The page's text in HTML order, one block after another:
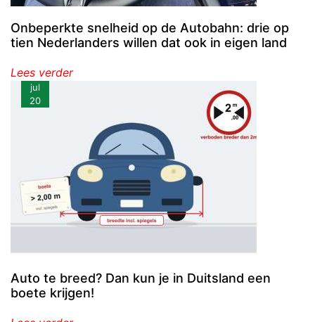
Onbeperkte snelheid op de Autobahn: drie op
tien Nederlanders willen dat ook in eigen land
Lees verder
Auto te breed? Dan kun je in Duitsland een
boete krijgen!
jul
20